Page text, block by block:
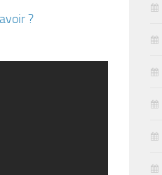
?